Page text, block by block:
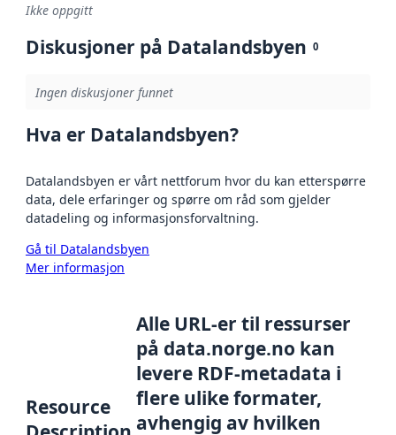
Ikke oppgitt
Diskusjoner på Datalandsbyen 0
Ingen diskusjoner funnet
Hva er Datalandsbyen?
Datalandsbyen er vårt nettforum hvor du kan etterspørre
data, dele erfaringer og spørre om råd som gjelder
datadeling og informasjonsforvaltning.
Gå til Datalandsbyen
Mer informasjon
Resource
Alle URL-er til ressurser
på data.norge.no kan
levere RDF-metadata i
flere ulike formater,
avhengig av hvilken